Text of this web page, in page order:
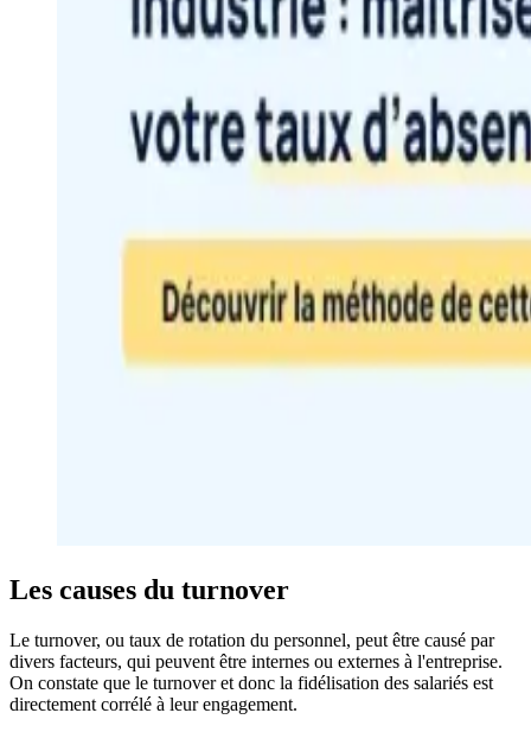
Les causes du turnover
Le turnover, ou taux de rotation du personnel, peut être causé par
divers facteurs, qui peuvent être internes ou externes à l'entreprise.
On constate que le turnover et donc la fidélisation des salariés est
directement corrélé à leur engagement.